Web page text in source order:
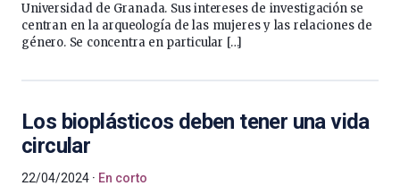
Universidad de Granada. Sus intereses de investigación se
centran en la arqueología de las mujeres y las relaciones de
género. Se concentra en particular […]
Los bioplásticos deben tener una vida
circular
22/04/2024 En corto